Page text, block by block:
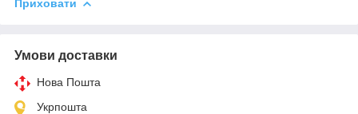
Приховати
Умови доставки
Нова Пошта
Укрпошта